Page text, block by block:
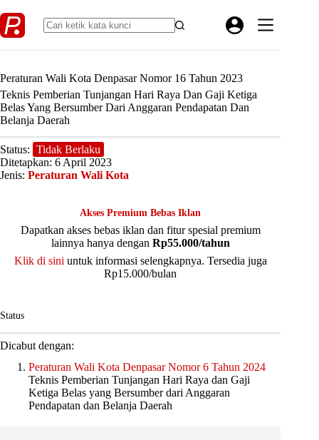
to
content
Peraturan Wali Kota Denpasar Nomor 16 Tahun 2023
Teknis Pemberian Tunjangan Hari Raya Dan Gaji Ketiga
Belas Yang Bersumber Dari Anggaran Pendapatan Dan
Belanja Daerah
Status: Tidak Berlaku
Ditetapkan: 6 April 2023
Jenis: Peraturan Wali Kota
Akses Premium Bebas Iklan
Dapatkan akses bebas iklan dan fitur spesial premium
lainnya hanya dengan Rp55.000/tahun
Klik di sini untuk informasi selengkapnya. Tersedia juga
Rp15.000/bulan
Status
Dicabut dengan:
Peraturan Wali Kota Denpasar Nomor 6 Tahun 2024
Teknis Pemberian Tunjangan Hari Raya dan Gaji
Ketiga Belas yang Bersumber dari Anggaran
Pendapatan dan Belanja Daerah